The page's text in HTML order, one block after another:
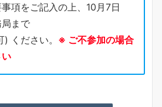
項をご記入の上、10月7日
局まで
ください。 ※ ご不参加の場合